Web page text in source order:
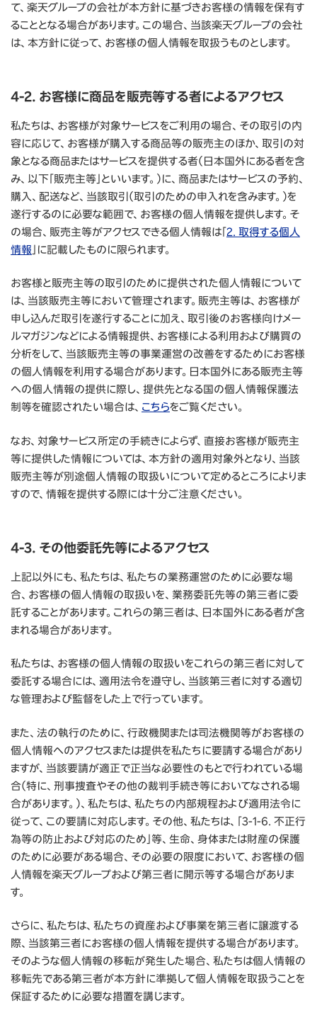
て、楽天グループの会社が本方針に基づきお客様の情報を保有す
ることとなる場合があります。この場合、当該楽天グループの会社
は、本方針に従って、お客様の個人情報を取扱うものとします。
4-2. お客様に商品を販売等する者によるアクセス
私たちは、お客様が対象サービスをご利用の場合、その取引の内
容に応じて、お客様が購入する商品等の販売主のほか、取引の対
象となる商品またはサービスを提供する者（日本国外にある者を含
み、以下「販売主等」といいます。）に、商品またはサービスの予約、
購入、配送など、当該取引（取引のための申入れを含みます。）を
遂行するのに必要な範囲で、お客様の個人情報を提供します。そ
の場合、販売主等がアクセスできる個人情報は「2. 取得する個人
情報 」に記載したものに限られます。
お客様と販売主等の取引のために提供された個人情報について
は、当該販売主等において管理されます。販売主等は、お客様が
申し込んだ取引を遂行することに加え、取引後のお客様向けメー
ルマガジンなどによる情報提供、お客様による利用および購買の
分析をして、当該販売主等の事業運営の改善をするためにお客様
の個人情報を利用する場合があります。日本国外にある販売主等
への個人情報の提供に際し、提供先となる国の個人情報保護法
制等を確認されたい場合は、 こちらをご覧ください。
なお、対象サービス所定の手続きによらず、直接お客様が販売主
等に提供した情報については、本方針の適用対象外となり、当該
販売主等が別途個人情報の取扱いについて定めるところによりま
すので、情報を提供する際には十分ご注意ください。
4-3. その他委託先等によるアクセス
上記以外にも、私たちは、私たちの業務運営のために必要な場
合、お客様の個人情報の取扱いを、業務委託先等の第三者に委
託することがあります。これらの第三者は、日本国外にある者が含
まれる場合があります。
私たちは、お客様の個人情報の取扱いをこれらの第三者に対して
委託する場合には、適用法令を遵守し、当該第三者に対する適切
な管理および監督をした上で行っています。
また、法の執行のために、行政機関または司法機関等がお客様の
個人情報へのアクセスまたは提供を私たちに要請する場合があり
ますが、当該要請が適正で正当な必要性のもとで行われている場
合（特に、刑事捜査やその他の裁判手続き等においてなされる場
合があります。）、私たちは、私たちの内部規程および適用法令に
従って、この要請に対応します。その他、私たちは、「3-1-6. 不正行
為等の防止および対応のため」等、生命、身体または財産の保護
のために必要がある場合、その必要の限度において、お客様の個
人情報を楽天グループおよび第三者に開示等する場合がありま
す。
さらに、私たちは、私たちの資産および事業を第三者に譲渡する
際、当該第三者にお客様の個人情報を提供する場合があります。
そのような個人情報の移転が発生した場合、私たちは個人情報の
移転先である第三者が本方針に準拠して個人情報を取扱うことを
保証するために必要な措置を講じます。